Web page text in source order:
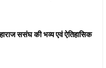
ससंघ की भव्य एवं ऐतिहासिक